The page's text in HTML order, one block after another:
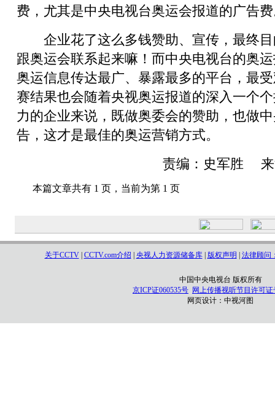
费，尤其是中央电视台奥运会报道的广告
企业花了这么多钱赞助、宣传，最终目
跟奥运会联系起来嘛！而中央电视台的奥
奥运信息传达最广、暴露最多的平台，最
赛结果也会随着央视奥运报道的深入一个
力的企业来说，既做奥委会的赞助，也做
告，这才是最佳的奥运营销方式。
责编：史军胜 来
本篇文章共有 1 页，当前为第 1 页
关于CCTV| CCTV.com介绍 央视人力资源储备库| 版权声明 法律顾问
中国中央电视台 版权所有
京ICP证060535号 网上传播视听节目许可证
网页设计： 中视河图